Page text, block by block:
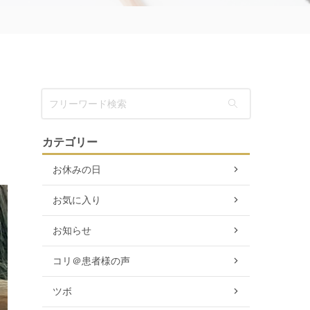
カテゴリー
お休みの日
お気に入り
お知らせ
コリ＠患者様の声
ツボ